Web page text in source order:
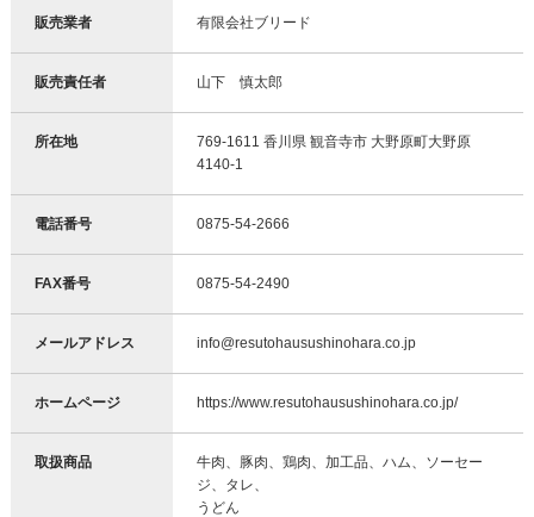
販売業者 有限会社ブリード
販売責任者 山下 慎太郎
所在地
769-1611 香川県 観音寺市 大野原町大野原
4140-1
電話番号 0875-54-2666
FAX番号 0875-54-2490
メールアドレス info@resutohausushinohara.co.jp
ホームページ https://www.resutohausushinohara.co.jp/
取扱商品
牛肉、豚肉、鶏肉、加工品、ハム、ソーセー
ジ、タレ、
うどん